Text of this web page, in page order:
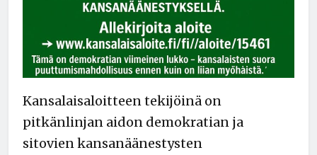
Kansalaisaloitteen tekijöinä on
pitkänlinjan aidon demokratian ja
sitovien kansanäänestysten